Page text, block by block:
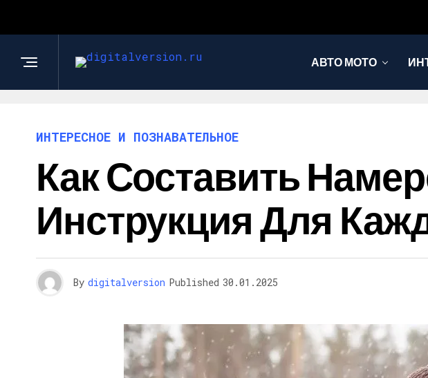
АВТО МОТО
ИНТЕРЕСНОЕ И ПОЗНАВАТЕЛЬНОЕ
Как Составить
Инструкция Для
By digitalversion Published 30.01.2025